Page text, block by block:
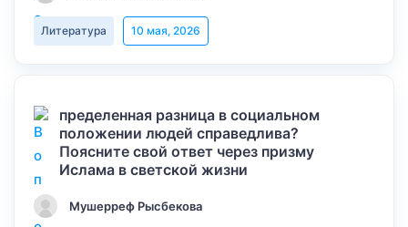
Литература 10 мая, 2026
пределенная разница в социальном
положении людей справедлива?
Поясните свой ответ через призму
Ислама в светской жизни
Мушерреф Рысбекова